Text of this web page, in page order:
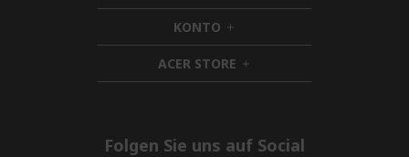
d
e
n
i
d
n
KONTO h
i
d
d
ACER STORE h
i
e
Folgen Sie uns auf Social